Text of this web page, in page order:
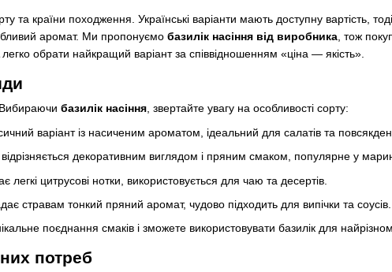
та країни походження. Українські варіанти мають доступну вартість,
аромат. Ми пропонуємо базилік насіння від виробника, тож
обрати найкращий варіант за співвідношенням «ціна — якість».
Вибираючи базилік насіння, звертайте увагу на особливості сорту:
варіант із насиченим ароматом, ідеальний для салатів та
декоративним виглядом і пряним смаком, популярне у
легкі цитрусові нотки, використовується для чаю та десертів.
стравам тонкий пряний аромат, чудово підходить для випічки та соусів.
поєднання смаків і зможете використовувати базилік для
потреб